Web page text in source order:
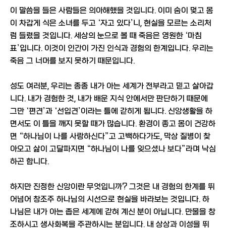
이 말씀을 들은 사람들은 의아해했을 것입니다. 이미 숨이 멎고 몸
이 차갑게 식은 소녀를 두고 ‘자고 있다’니, 현실을 모르는 소리처
럼 들렸을 것입니다. 세상의 눈으로 볼 때 죽음은 영원한 ‘마침
표’입니다. 이것이 인간이 가진 인식과 경험의 한계입니다. 우리는
죽음 그 너머를 보지 못하기 때문입니다.
성도 여러분, 우리는 종종 내가 아는 세계가 전부라고 믿고 살아갑
니다. 내가 경험한 것, 내가 배운 지식 안에서만 판단하기 때문에
그만 ‘편견’과 ‘선입견’이라는 틀에 갇히게 됩니다. 신앙생활을 하
면서도 이 틀을 깨지 못할 때가 많습니다. 환경이 좋고 몸이 건강하
면 “하나님이 나를 사랑하신다”고 고백하다가도, 막상 질병이 찾
아오고 삶이 고달파지면 “하나님이 나를 잊으셨나 보다”라며 낙심
하곤 합니다.
하지만 진정한 신앙이란 무엇입니까? 그것은 내 경험의 한계를 뛰
어넘어 창조주 하나님의 시선으로 현실을 바라보는 것입니다. 하
나님은 내가 아는 좁은 세계에 갇혀 계신 분이 아닙니다. 만물을 창
조하시고 생사화복을 주관하시는 분입니다. 내 상상과 이성을 뛰